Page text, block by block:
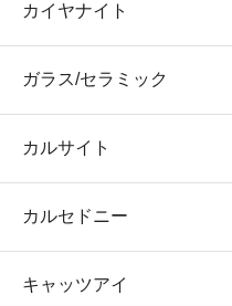
カイヤナイト
ガラス/セラミック
カルサイト
カルセドニー
キャッツアイ